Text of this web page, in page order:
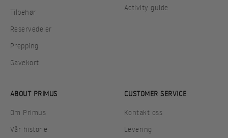
Tilbehør
Reservedeler
Prepping
Gavekort
Activity guide
ABOUT PRIMUS
Om Primus
Vår historie
CUSTOMER SERVICE
Kontakt oss
Levering